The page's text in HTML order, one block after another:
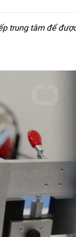
trung tâm để